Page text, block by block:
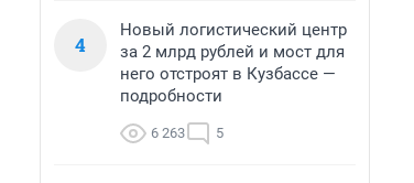
4
Новый логистический центр
за 2 млрд рублей и мост для
него отстроят в Кузбассе —
подробности
6 263 5